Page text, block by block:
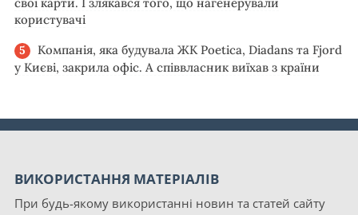
свої карти. І злякався того, що нагенерували
користувачі
Компанія, яка будувала ЖК Poetica, Diadans та Fjord
у Києві, закрила офіс. А співвласник виїхав з країни
ВИКОРИСТАННЯ МАТЕРІАЛІВ
При будь-якому використанні новин та статей сайту